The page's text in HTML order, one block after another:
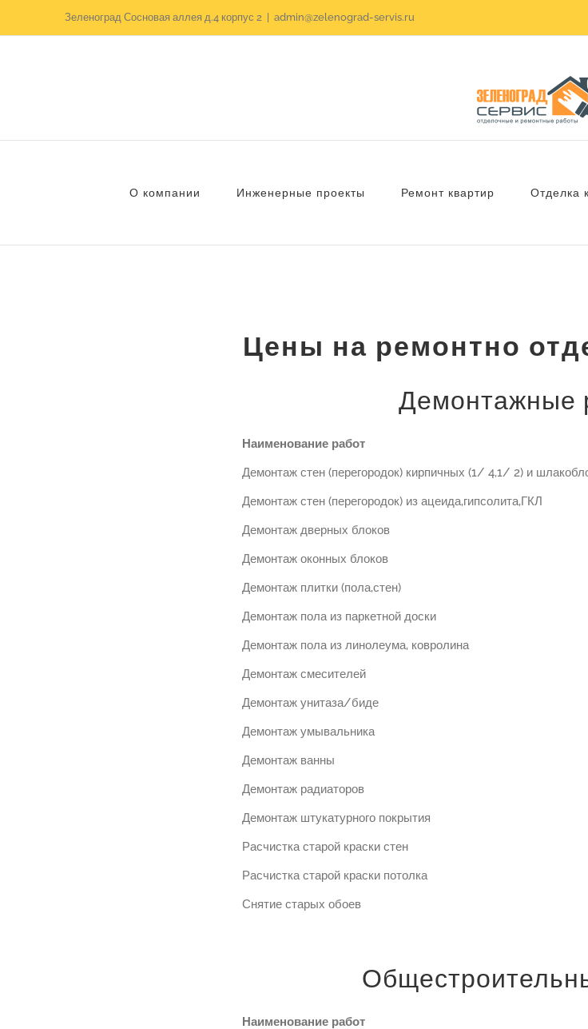
to
Зеленоград Сосновая аллея д.4 корпус 2 admin@zelenograd-servis.ru
О компании Инженерные проекты Ремонт квартир Отделка
Цены на ремонтно
Демонтажные
Наименование работ
Демонтаж стен (перегородок) кирпичных (1/ 4,1/ 2) и
Демонтаж стен (перегородок) из ацеида,гипсолита,ГКЛ
Демонтаж дверных блоков
Демонтаж оконных блоков
Демонтаж плитки (пола,стен)
Демонтаж пола из паркетной доски
Демонтаж пола из линолеума, ковролина
Демонтаж смесителей
Демонтаж унитаза/биде
Демонтаж умывальника
Демонтаж ванны
Демонтаж радиаторов
Демонтаж штукатурного покрытия
Расчистка старой краски стен
Расчистка старой краски потолка
Снятие старых обоев
Наименование работ